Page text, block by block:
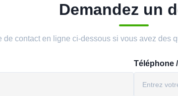
Demandez un
contact en ligne ci-dessous si vous avez des
Téléphone